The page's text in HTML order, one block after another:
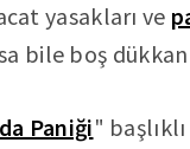
yasakları ve
bile boş
Paniği"